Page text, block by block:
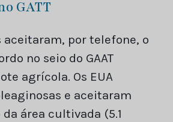
GATT
aceitaram, por telefone, o
no seio do GAAT
agrícola. Os EUA
e aceitaram
área cultivada (5.1